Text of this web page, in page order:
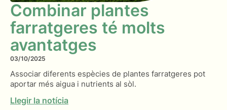
Combinar plantes
farratgeres té molts
avantatges
03/10/2025
Associar diferents espècies de plantes farratgeres pot
aportar més aigua i nutrients al sòl.
Llegir la notícia